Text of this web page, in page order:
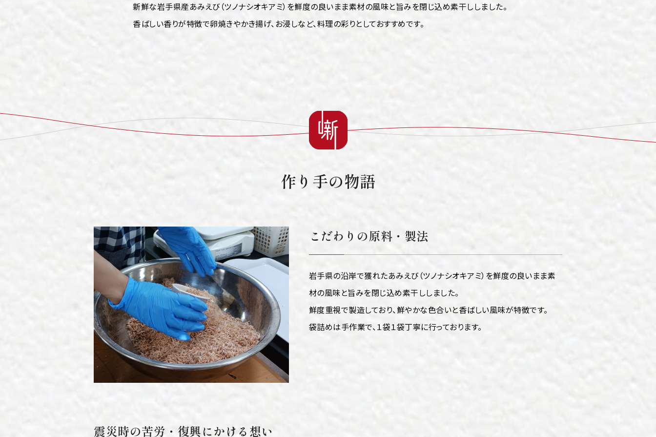
新鮮な岩手県産あみえび（ツノナシオキアミ）を鮮度の良いまま素材の風味と旨みを閉じ込め素干ししました。
香ばしい香りが特徴で卵焼きやかき揚げ、お浸しなど、料理の彩りとしておすすめです。
作り手の物語
こだわりの原料・製法
岩手県の沿岸で獲れたあみえび（ツノナシオキアミ）を鮮度の良いまま素
材の風味と旨みを閉じ込め素干ししました。
鮮度重視で製造しており、鮮やかな色合いと香ばしい風味が特徴です。
袋詰めは手作業で、１袋１袋丁寧に行っております。
震災時の苦労・復興にかける想い